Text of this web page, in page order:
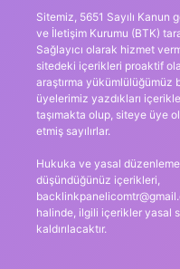
Sitemiz, 5651 Sayılı Kanun
ve İletişim Kurumu (BTK)
Sağlayıcı olarak hizmet
sitedeki içerikleri proaktif
araştırma yükümlülüğümüz
üyelerimiz yazdıkları
taşımakta olup, siteye üye
etmiş sayılırlar.
Hukuka ve yasal
düşündüğünüz içerikleri,
halinde, ilgili içerikler yasal
kaldırılacaktır.